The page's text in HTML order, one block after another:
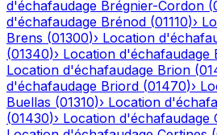
d'échafaudage Brégnier-Cordon (
d'échafaudage Brénod (01110)›
Brens (01300)› Location
(01340)› Location d'échafaudage
Location d'échafaudage Brion (
d'échafaudage Briord (01470)›
Buellas (01310)› Location
(01430)› Location d'échafaudage